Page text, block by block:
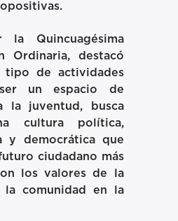
la Quincuagésima
Ordinaria, destacó
tipo de actividades
un espacio de
la juventud, busca
cultura política,
y democrática que
ciudadano más
los valores de la
la comunidad en la